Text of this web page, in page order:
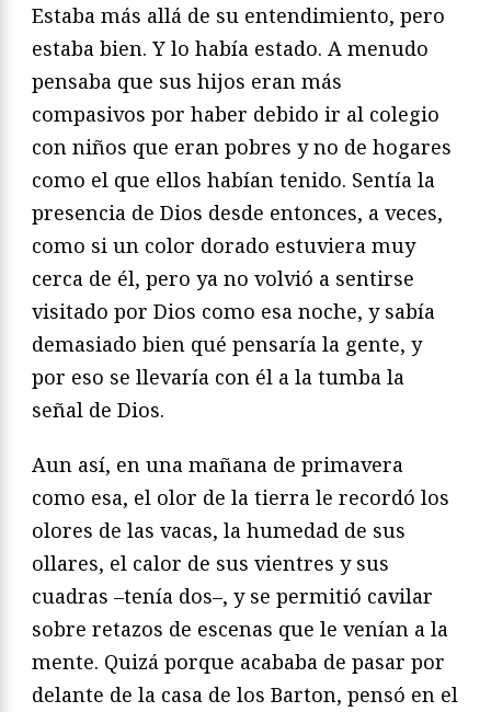
Estaba más allá de su entendimiento, pero
estaba bien. Y lo había estado. A menudo
pensaba que sus hijos eran más
compasivos por haber debido ir al colegio
con niños que eran pobres y no de hogares
como el que ellos habían tenido. Sentía la
presencia de Dios desde entonces, a veces,
como si un color dorado estuviera muy
cerca de él, pero ya no volvió a sentirse
visitado por Dios como esa noche, y sabía
demasiado bien qué pensaría la gente, y
por eso se llevaría con él a la tumba la
señal de Dios.
Aun así, en una mañana de primavera
como esa, el olor de la tierra le recordó los
olores de las vacas, la humedad de sus
ollares, el calor de sus vientres y sus
cuadras –tenía dos–, y se permitió cavilar
sobre retazos de escenas que le venían a la
mente. Quizá porque acababa de pasar por
delante de la casa de los Barton, pensó en el